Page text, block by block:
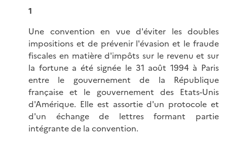
1
Une convention en vue d'éviter les doubles
impositions et de prévenir l'évasion et le fraude
fiscales en matière d'impôts sur le revenu et sur
la fortune a été signée le 31 août 1994 à Paris
entre le gouvernement de la République
française et le gouvernement des Etats-Unis
d'Amérique. Elle est assortie d'un protocole et
d'un échange de lettres formant partie
intégrante de la convention.